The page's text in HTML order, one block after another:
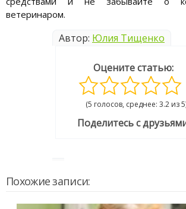
ветеринаром.
Автор: Юлия Тищенко
Оцените статью:
(5 голосов, среднее: 3.2 из
Поделитесь с
Похожие записи: